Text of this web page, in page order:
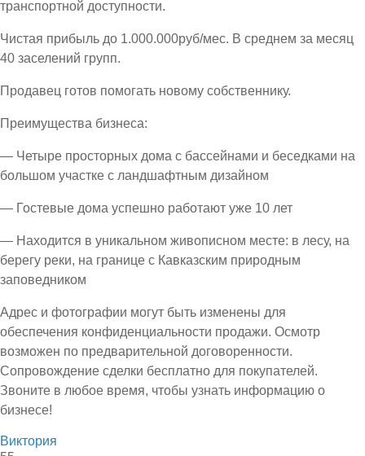
транспортной доступности.
Чистая прибыль до 1.000.000руб/мес. В среднем за месяц
40 заселений групп.
Продавец готов помогать новому собственнику.
Преимущества бизнеса:
— Четыре просторных дома с бассейнами и беседками на
большом участке с ландшафтным дизайном
— Гостевые дома успешно работают уже 10 лет
— Находится в уникальном живописном месте: в лесу, на
берегу реки, на границе с Кавказским природным
заповедником
Адрес и фотографии могут быть изменены для
обеспечения конфиденциальности продажи. Осмотр
возможен по предварительной договоренности.
Сопровождение сделки бесплатно для покупателей.
Звоните в любое время, чтобы узнать информацию о
бизнесе!
Виктория